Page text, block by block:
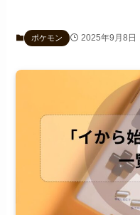
ポケモン 2025年9月8日